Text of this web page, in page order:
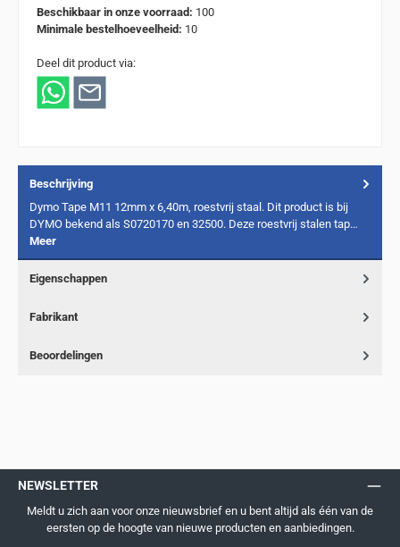
Beschikbaar in onze voorraad: 100
Minimale bestelhoeveelheid: 10
Deel dit product via:
Beschrijving
Dymo Tape M11 12mm x 6,40m, roestvrij staal. Dit product is bij
DYMO bekend als S0720170 en 32500. Deze roestvrij stalen tap…
Meer
Eigenschappen
Fabrikant
Beoordelingen
NEWSLETTER
Meldt u zich aan voor onze nieuwsbrief en u bent altijd als één van de
eersten op de hoogte van nieuwe producten en aanbiedingen.